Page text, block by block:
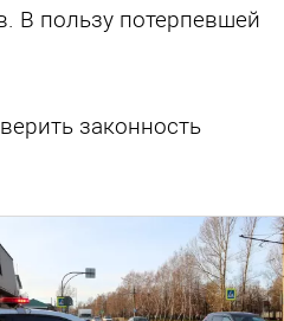
В пользу потерпевшей
законность